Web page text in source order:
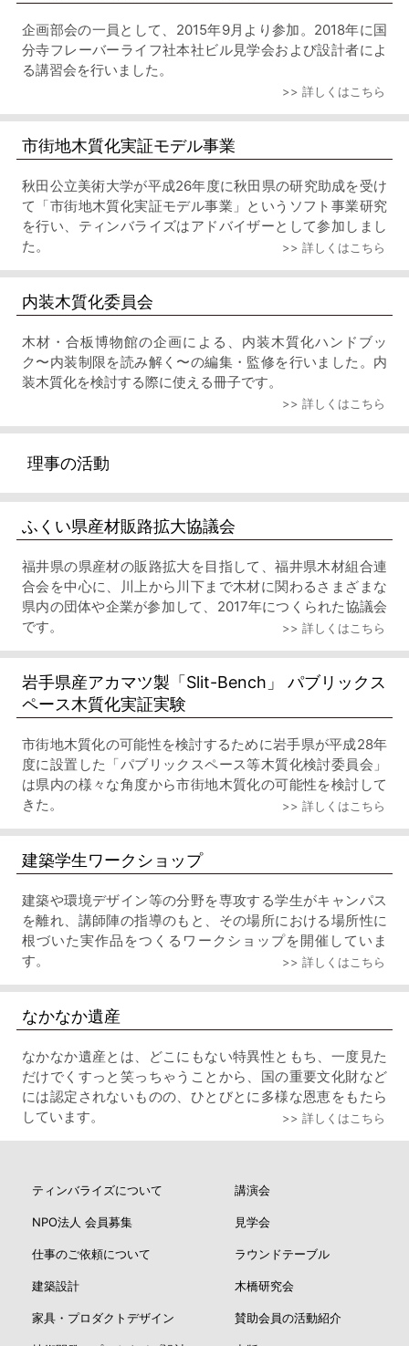
企画部会の一員として、2015年9月より参加。2018年に国
分寺フレーバーライフ社本社ビル見学会および設計者によ
る講習会を行いました。
>> 詳しくはこちら
市街地木質化実証モデル事業
秋田公立美術大学が平成26年度に秋田県の研究助成を受け
て「市街地木質化実証モデル事業」というソフト事業研究
を行い、ティンバライズはアドバイザーとして参加しまし
た。
>> 詳しくはこちら
内装木質化委員会
木材・合板博物館の企画による、内装木質化ハンドブッ
ク〜内装制限を読み解く〜の編集・監修を行いました。内
装木質化を検討する際に使える冊子です。
>> 詳しくはこちら
理事の活動
ふくい県産材販路拡大協議会
福井県の県産材の販路拡大を目指して、福井県木材組合連
合会を中心に、川上から川下まで木材に関わるさまざまな
県内の団体や企業が参加して、2017年につくられた協議会
です。
>> 詳しくはこちら
岩手県産アカマツ製「Slit-Bench」 パブリックス
ペース木質化実証実験
市街地木質化の可能性を検討するために岩手県が平成28年
度に設置した「パブリックスペース等木質化検討委員会」
は県内の様々な角度から市街地木質化の可能性を検討して
きた。
>> 詳しくはこちら
建築学生ワークショップ
建築や環境デザイン等の分野を専攻する学生がキャンパス
を離れ、講師陣の指導のもと、その場所における場所性に
根づいた実作品をつくるワークショップを開催していま
す。
>> 詳しくはこちら
なかなか遺産
なかなか遺産とは、どこにもない特異性ともち、一度見た
だけでくすっと笑っちゃうことから、国の重要文化財など
には認定されないものの、ひとびとに多様な恩恵をもたら
しています。
>> 詳しくはこちら
ティンバライズについて
NPO法人 会員募集
仕事のご依頼について
建築設計
家具・プロダクトデザイン
講演会
見学会
ラウンドテーブル
木橋研究会
賛助会員の活動紹介